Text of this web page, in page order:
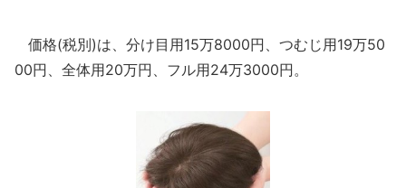
価格(税別)は、分け目用15万8000円、つむじ用19万50
00円、全体用20万円、フル用24万3000円。